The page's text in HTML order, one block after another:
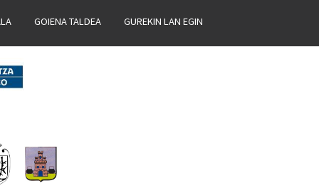
GOIENA TALDEA GUREKIN LAN EGIN